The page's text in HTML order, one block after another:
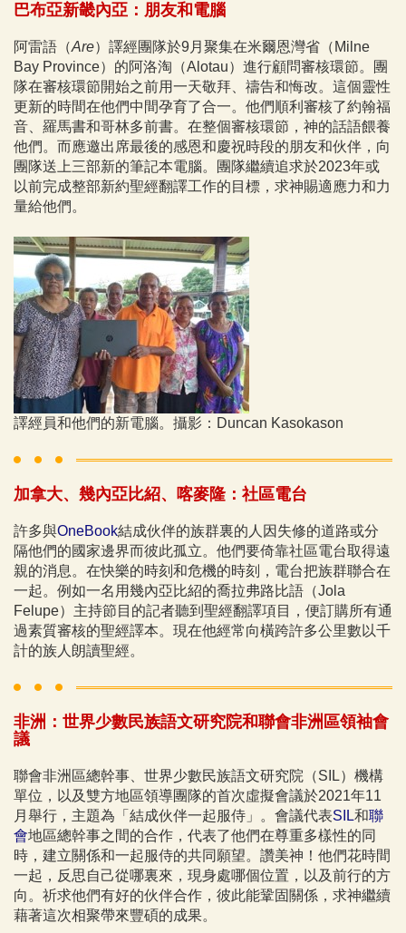
巴布亞新畿內亞：朋友和電腦
阿雷語（Are）譯經團隊於9月聚集在米爾恩灣省（Milne
Bay Province）的阿洛淘（Alotau）進行顧問審核環節。團
隊在審核環節開始之前用一天敬拜、禱告和悔改。這個靈性
更新的時間在他們中間孕育了合一。他們順利審核了約翰福
音、羅馬書和哥林多前書。在整個審核環節，神的話語餵養
他們。而應邀出席最後的感恩和慶祝時段的朋友和伙伴，向
團隊送上三部新的筆記本電腦。團隊繼續追求於2023年或
以前完成整部新約聖經翻譯工作的目標，求神賜適應力和力
量給他們。
譯經員和他們的新電腦。攝影：Duncan Kasokason
加拿大、幾內亞比紹、喀麥隆：社區電台
許多與OneBook結成伙伴的族群裏的人因失修的道路或分
隔他們的國家邊界而彼此孤立。他們要倚靠社區電台取得遠
親的消息。在快樂的時刻和危機的時刻，電台把族群聯合在
一起。例如一名用幾內亞比紹的喬拉弗路比語（Jola
Felupe）主持節目的記者聽到聖經翻譯項目，便訂購所有通
過素質審核的聖經譯本。現在他經常向橫跨許多公里數以千
計的族人朗讀聖經。
非洲：世界少數民族語文研究院和聯會非洲區領袖會
議
聯會非洲區總幹事、世界少數民族語文研究院（SIL）機構
單位，以及雙方地區領導團隊的首次虛擬會議於2021年11
月舉行，主題為「結成伙伴一起服侍」。會議代表SIL和聯
會地區總幹事之間的合作，代表了他們在尊重多樣性的同
時，建立關係和一起服侍的共同願望。讚美神！他們花時間
一起，反思自己從哪裏來，現身處哪個位置，以及前行的方
向。祈求他們有好的伙伴合作，彼此能鞏固關係，求神繼續
藉著這次相聚帶來豐碩的成果。